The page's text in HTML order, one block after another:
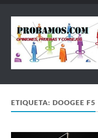
ETIQUETA:DOOGEE F5